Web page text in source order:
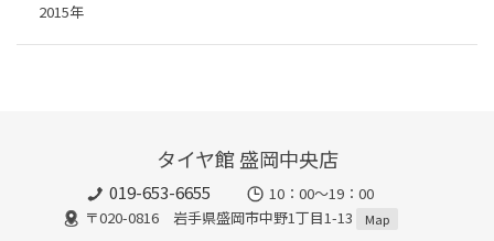
2015年
タイヤ館 盛岡中央店
019-653-6655
10：00～19：00
〒020-0816 岩手県盛岡市中野1丁目1-13
Map